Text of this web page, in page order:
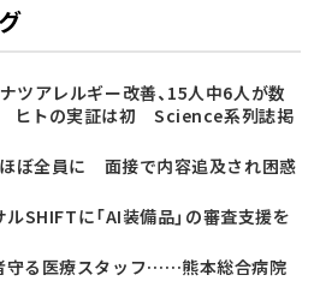
ツアレルギー改善、15人中6人が数
ヒトの実証は初 Science系列誌掲
ほぼ全員に 面接で内容追及され困惑
SHIFTに「AI装備品」の審査支援を
守る医療スタッフ……熊本総合病院